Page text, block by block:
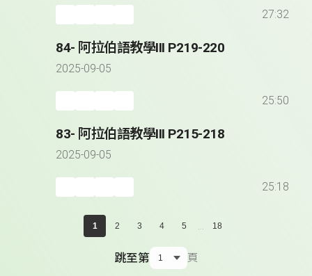
27:32
84- 阿拉伯語教學III P219-220
2025-09-05
25:50
83- 阿拉伯語教學III P215-218
2025-09-05
25:18
1 2 3 4 5 ... 18
跳至第 頁